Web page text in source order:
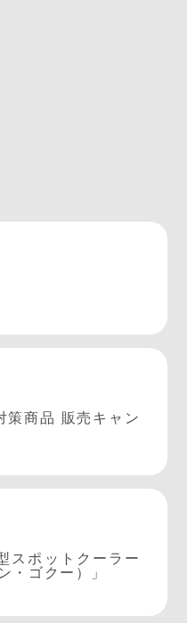
策商品 販売キャン
ポットクーラー
・ゴクー）」